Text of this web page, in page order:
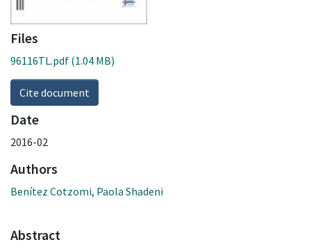
Files
96116TL.pdf (1.04 MB)
Cite document
Date
2016-02
Authors
Benítez Cotzomi, Paola Shadeni
Abstract